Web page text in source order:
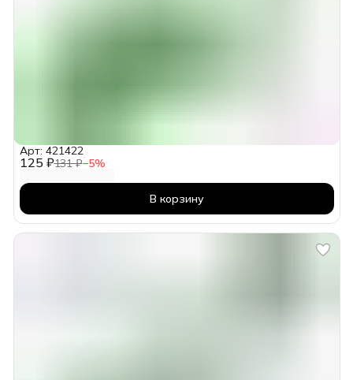
125 ₽131 ₽−5%
Арт: 421422
В корзину